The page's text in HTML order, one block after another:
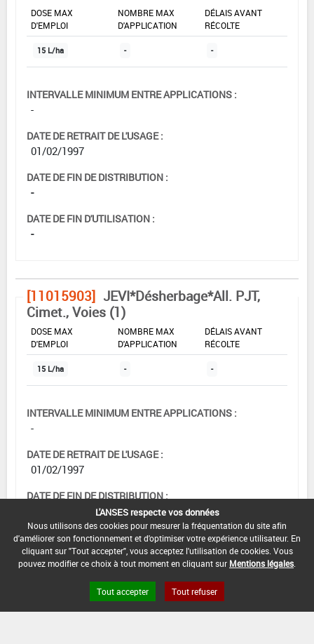
DOSE MAX
D'EMPLOI
NOMBRE MAX
D'APPLICATION
DÉLAIS AVANT
RÉCOLTE
15 L/ha - -
INTERVALLE MINIMUM ENTRE APPLICATIONS :
-
DATE DE RETRAIT DE L'USAGE :
01/02/1997
DATE DE FIN DE DISTRIBUTION :
-
DATE DE FIN D'UTILISATION :
-
[11015903] JEVI*Désherbage*All. PJT,
Cimet., Voies (1)
DOSE MAX
D'EMPLOI
NOMBRE MAX
D'APPLICATION
DÉLAIS AVANT
RÉCOLTE
15 L/ha - -
INTERVALLE MINIMUM ENTRE APPLICATIONS :
-
DATE DE RETRAIT DE L'USAGE :
01/02/1997
DATE DE FIN DE DISTRIBUTION :
DATE DE FIN D'UTILISATION :
-
L'ANSES respecte vos données
Nous utilisons des cookies pour mesurer la fréquentation du site afin
d'améliorer son fonctionnement et d'optimiser votre expérience utilisateur. En
cliquant sur "Tout accepter", vous acceptez l'utilisation de cookies. Vous
pouvez modifier ce choix à tout moment en cliquant sur Mentions légales
Tout accepter Tout refuser